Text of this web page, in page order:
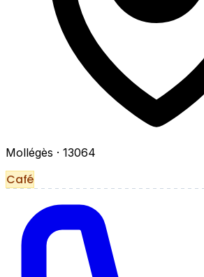
Mollégès · 13064
Café